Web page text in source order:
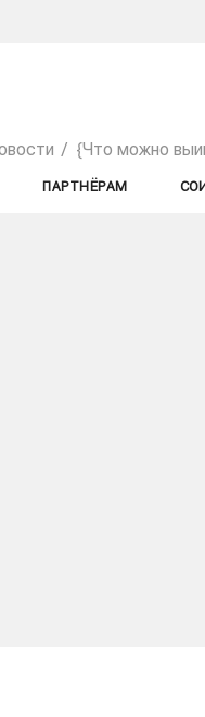
{Что можно
ПАРТНЁРАМ